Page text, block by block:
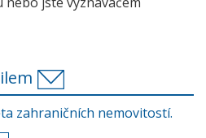
zahraničních nemovitostí.